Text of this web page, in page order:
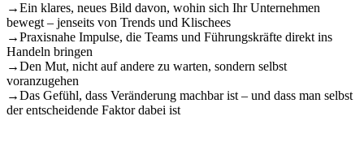
→Ein klares, neues Bild davon, wohin sich Ihr Unternehmen
bewegt – jenseits von Trends und Klischees
→Praxisnahe Impulse, die Teams und Führungskräfte direkt ins
Handeln bringen
→Den Mut, nicht auf andere zu warten, sondern selbst
voranzugehen
→Das Gefühl, dass Veränderung machbar ist – und dass man selbst
der entscheidende Faktor dabei ist